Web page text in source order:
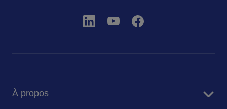
À propos